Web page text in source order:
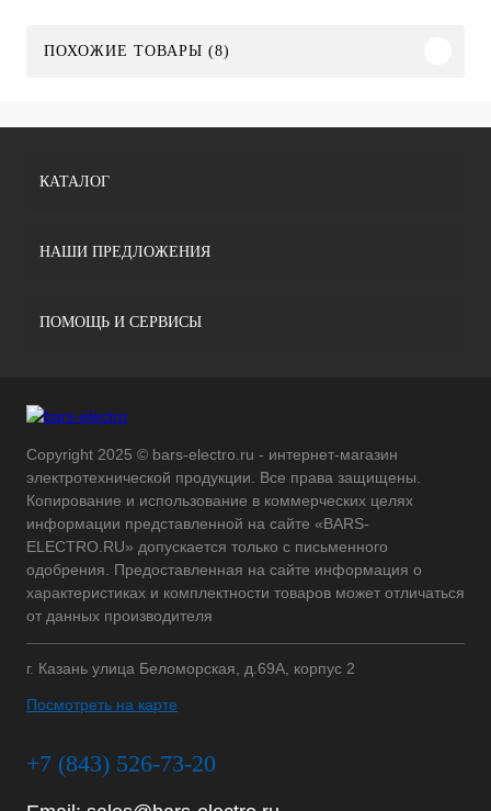
ПОХОЖИЕ ТОВАРЫ (8)
КАТАЛОГ
НАШИ ПРЕДЛОЖЕНИЯ
ПОМОЩЬ И СЕРВИСЫ
Copyright 2025 © bars-electro.ru - интернет-магазин
электротехнической продукции. Все права защищены.
Копирование и использование в коммерческих целях
информации представленной на сайте «BARS-
ELECTRO.RU» допускается только с письменного
одобрения. Предоставленная на сайте информация о
характеристиках и комплектности товаров может отличаться
от данных производителя
г. Казань улица Беломорская, д.69А, корпус 2
Посмотреть на карте
+7 (843) 526-73-20